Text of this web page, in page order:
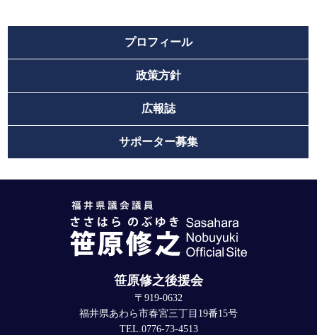
プロフィール
政策方針
広報誌
サポーター募集
笹原修之後援会
〒919-0632
福井県あわら市春宮三丁目19番15号
TEL.0776-73-4513